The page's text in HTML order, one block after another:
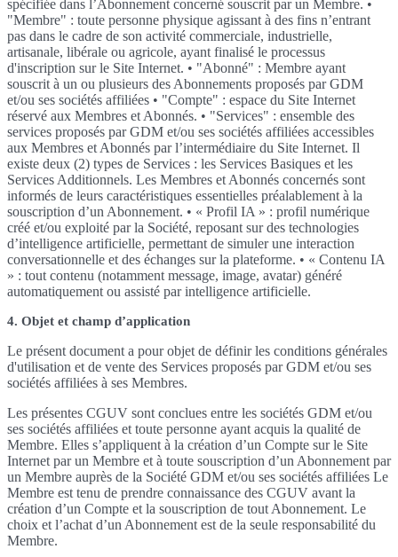
spécifiée dans l’Abonnement concerné souscrit par un Membre. •
"Membre" : toute personne physique agissant à des fins n’entrant
pas dans le cadre de son activité commerciale, industrielle,
artisanale, libérale ou agricole, ayant finalisé le processus
d'inscription sur le Site Internet. • "Abonné" : Membre ayant
souscrit à un ou plusieurs des Abonnements proposés par GDM
et/ou ses sociétés affiliées • "Compte" : espace du Site Internet
réservé aux Membres et Abonnés. • "Services" : ensemble des
services proposés par GDM et/ou ses sociétés affiliées accessibles
aux Membres et Abonnés par l’intermédiaire du Site Internet. Il
existe deux (2) types de Services : les Services Basiques et les
Services Additionnels. Les Membres et Abonnés concernés sont
informés de leurs caractéristiques essentielles préalablement à la
souscription d’un Abonnement. • « Profil IA » : profil numérique
créé et/ou exploité par la Société, reposant sur des technologies
d’intelligence artificielle, permettant de simuler une interaction
conversationnelle et des échanges sur la plateforme. • « Contenu IA
» : tout contenu (notamment message, image, avatar) généré
automatiquement ou assisté par intelligence artificielle.
4. Objet et champ d’application
Le présent document a pour objet de définir les conditions générales
d'utilisation et de vente des Services proposés par GDM et/ou ses
sociétés affiliées à ses Membres.
Les présentes CGUV sont conclues entre les sociétés GDM et/ou
ses sociétés affiliées et toute personne ayant acquis la qualité de
Membre. Elles s’appliquent à la création d’un Compte sur le Site
Internet par un Membre et à toute souscription d’un Abonnement par
un Membre auprès de la Société GDM et/ou ses sociétés affiliées Le
Membre est tenu de prendre connaissance des CGUV avant la
création d’un Compte et la souscription de tout Abonnement. Le
choix et l’achat d’un Abonnement est de la seule responsabilité du
Membre.